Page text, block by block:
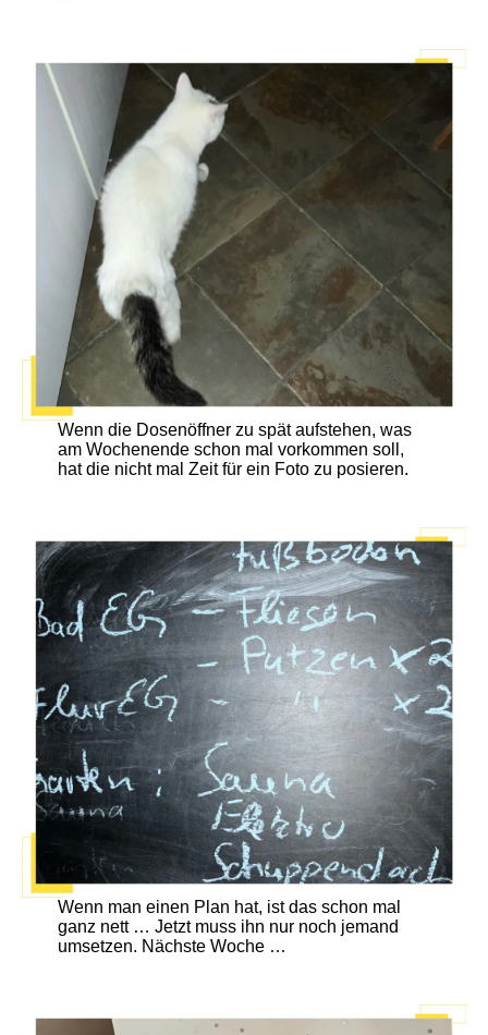
Wenn die Dosenöffner zu spät aufstehen, was
am Wochenende schon mal vorkommen soll,
hat die nicht mal Zeit für ein Foto zu posieren.
Wenn man einen Plan hat, ist das schon mal
ganz nett … Jetzt muss ihn nur noch jemand
umsetzen. Nächste Woche …